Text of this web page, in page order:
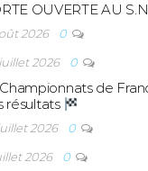
OUVERTE AU
2026
0
2026
0
Championnats de
résultats
2026
0
2026
0